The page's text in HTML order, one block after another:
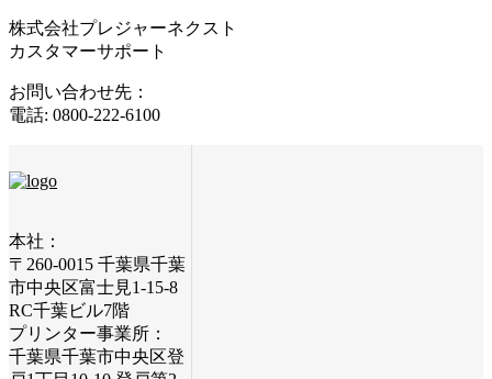
株式会社プレジャーネクスト
カスタマーサポート
お問い合わせ先：
電話: 0800-222-6100
本社：
〒260-0015 千葉県千葉
市中央区富士見1-15-8
RC千葉ビル7階
プリンター事業所：
千葉県千葉市中央区登